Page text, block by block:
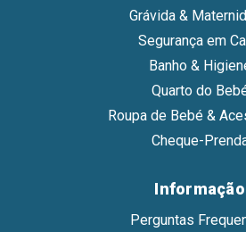
Grávida &
Segurança em
Banho &
Quarto do
Roupa de Bebé &
Cheque-
Informação
Perguntas